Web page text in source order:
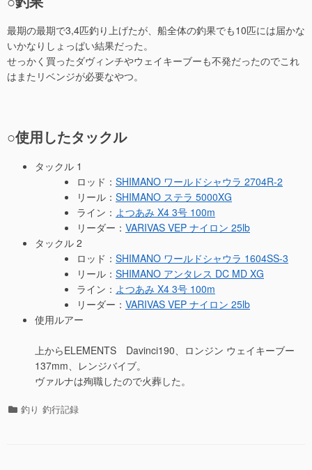
最期の最期で3,4匹釣り上げたが、船全体の釣果でも10匹には届かな
いかなりしょっぱい結果だった。
せっかく買ったダヴィンチやウェイキーブーも不発だったのでこれ
はまたリベンジが必要なやつ。
○使用したタックル
タックル 1
ロッド： SHIMANO ワールドシャウラ 2704R-2
リール： SHIMANO ステラ 5000XG
ライン： よつあみ X4 3号 100m
リーダー： VARIVAS VEP ナイロン 25lb
タックル 2
ロッド： SHIMANO ワールドシャウラ 1604SS-3
リール： SHIMANO アンタレス DC MD XG
ライン： よつあみ X4 3号 100m
リーダー： VARIVAS VEP ナイロン 25lb
使用ルアー
上からELEMENTS Davinci190、ロンジン ウェイキーブー
137mm、レンジバイブ。
ヴァルナは殉職したので火葬した。
カ 釣り 釣行記録